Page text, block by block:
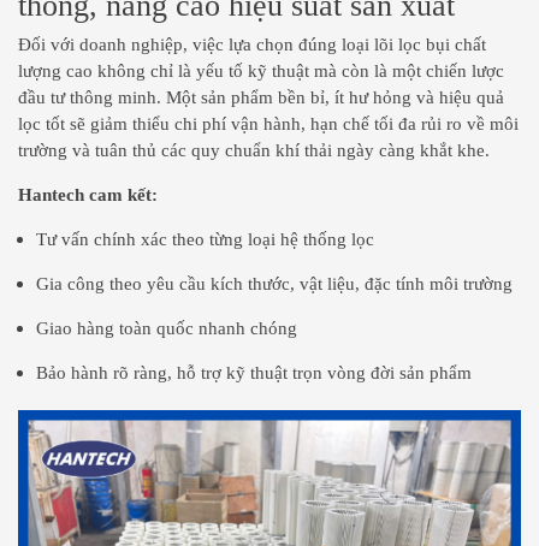
Đối với doanh nghiệp, việc lựa chọn đúng loại lõi lọc bụi chất
lượng cao không chỉ là yếu tố kỹ thuật mà còn là một chiến lược
đầu tư thông minh. Một sản phẩm bền bỉ, ít hư hỏng và hiệu quả
lọc tốt sẽ giảm thiểu chi phí vận hành, hạn chế tối đa rủi ro về môi
trường và tuân thủ các quy chuẩn khí thải ngày càng khắt khe.
Hantech cam kết:
Tư vấn chính xác theo từng loại hệ thống lọc
Gia công theo yêu cầu kích thước, vật liệu, đặc tính môi trường
Giao hàng toàn quốc nhanh chóng
Bảo hành rõ ràng, hỗ trợ kỹ thuật trọn vòng đời sản phẩm